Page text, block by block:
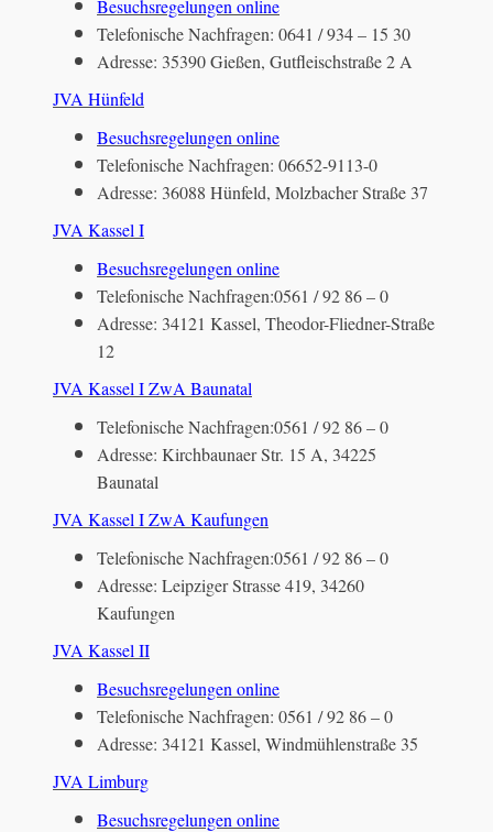
Besuchsregelungen online
Telefonische Nachfragen: 0641 / 934 – 15 30
Adresse: 35390 Gießen, Gutfleischstraße 2 A
JVA Hünfeld
Besuchsregelungen online
Telefonische Nachfragen: 06652-9113-0
Adresse: 36088 Hünfeld, Molzbacher Straße 37
JVA Kassel I
Besuchsregelungen online
Telefonische Nachfragen:0561 / 92 86 – 0
Adresse: 34121 Kassel, Theodor-Fliedner-Straße
12
JVA Kassel I ZwA Baunatal
Telefonische Nachfragen:0561 / 92 86 – 0
Adresse: Kirchbaunaer Str. 15 A, 34225
Baunatal
JVA Kassel I ZwA Kaufungen
Telefonische Nachfragen:0561 / 92 86 – 0
Adresse: Leipziger Strasse 419, 34260
Kaufungen
JVA Kassel II
Besuchsregelungen online
Telefonische Nachfragen: 0561 / 92 86 – 0
Adresse: 34121 Kassel, Windmühlenstraße 35
JVA Limburg
Besuchsregelungen online